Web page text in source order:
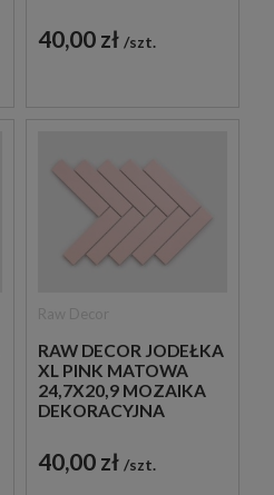
40,00 zł szt.
RAW DECOR JODEŁKA
XL PINK MATOWA
24,7X20,9 MOZAIKA
DEKORACYJNA
40,00 zł szt.